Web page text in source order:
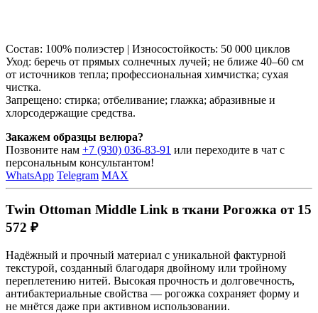
Состав: 100% полиэстер | Износостойкость: 50 000 циклов
Уход: беречь от прямых солнечных лучей; не ближе 40–60 см
от источников тепла; профессиональная химчистка; сухая
чистка.
Запрещено: стирка; отбеливание; глажка; абразивные и
хлорсодержащие средства.
Закажем образцы велюра?
Позвоните нам +7 (930) 036-83-91 или переходите в чат с
персональным консультантом!
WhatsApp Telegram MAX
Twin Ottoman Middle Link в ткани Рогожка от 15
572 ₽
Надёжный и прочный материал с уникальной фактурной
текстурой, созданный благодаря двойному или тройному
переплетению нитей. Высокая прочность и долговечность,
антибактериальные свойства — рогожка сохраняет форму и
не мнётся даже при активном использовании.